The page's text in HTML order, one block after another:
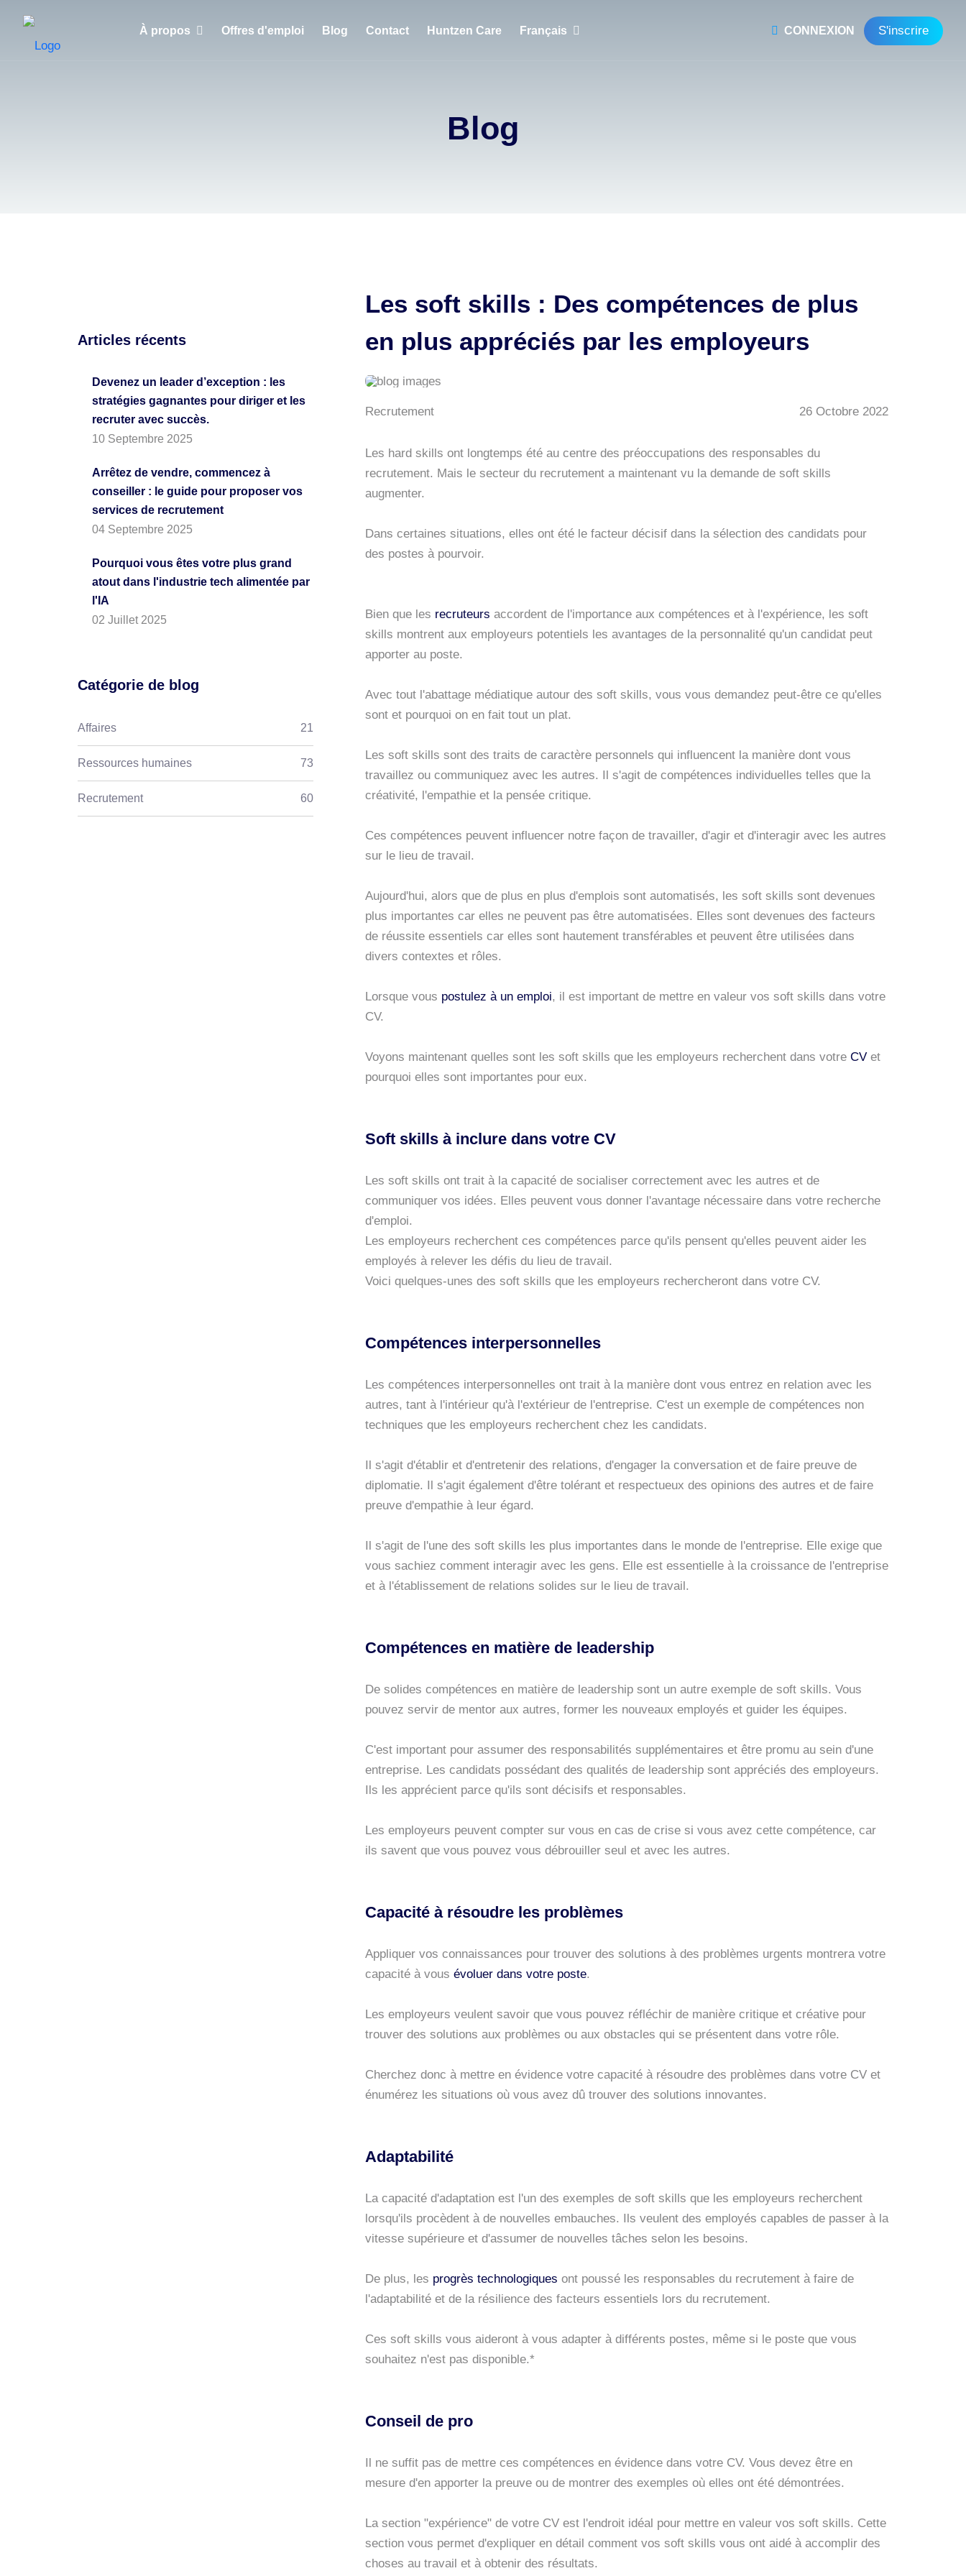
À propos Offres d'emploi Blog Contact Huntzen Care Français CONNEXION S'inscrire
Blog
Articles récents
Devenez un leader d’exception : les
stratégies gagnantes pour diriger et les
recruter avec succès.
10 Septembre 2025
Arrêtez de vendre, commencez à
conseiller : le guide pour proposer vos
services de recrutement
04 Septembre 2025
Pourquoi vous êtes votre plus grand
atout dans l'industrie tech alimentée par
l'IA
02 Juillet 2025
Catégorie de blog
Affaires 21
Ressources humaines 73
Recrutement 60
Les soft skills : Des compétences de plus
en plus appréciés par les employeurs
Recrutement 26 Octobre 2022
Les hard skills ont longtemps été au centre des préoccupations des responsables du
recrutement. Mais le secteur du recrutement a maintenant vu la demande de soft skills
augmenter.
Dans certaines situations, elles ont été le facteur décisif dans la sélection des candidats pour
des postes à pourvoir.
Bien que les recruteurs accordent de l'importance aux compétences et à l'expérience, les soft
skills montrent aux employeurs potentiels les avantages de la personnalité qu'un candidat peut
apporter au poste.
Avec tout l'abattage médiatique autour des soft skills, vous vous demandez peut-être ce qu'elles
sont et pourquoi on en fait tout un plat.
Les soft skills sont des traits de caractère personnels qui influencent la manière dont vous
travaillez ou communiquez avec les autres. Il s'agit de compétences individuelles telles que la
créativité, l'empathie et la pensée critique.
Ces compétences peuvent influencer notre façon de travailler, d'agir et d'interagir avec les autres
sur le lieu de travail.
Aujourd'hui, alors que de plus en plus d'emplois sont automatisés, les soft skills sont devenues
plus importantes car elles ne peuvent pas être automatisées. Elles sont devenues des facteurs
de réussite essentiels car elles sont hautement transférables et peuvent être utilisées dans
divers contextes et rôles.
Lorsque vous postulez à un emploi, il est important de mettre en valeur vos soft skills dans votre
CV.
Voyons maintenant quelles sont les soft skills que les employeurs recherchent dans votre CV et
pourquoi elles sont importantes pour eux.
Soft skills à inclure dans votre CV
Les soft skills ont trait à la capacité de socialiser correctement avec les autres et de
communiquer vos idées. Elles peuvent vous donner l'avantage nécessaire dans votre recherche
d'emploi.
Les employeurs recherchent ces compétences parce qu'ils pensent qu'elles peuvent aider les
employés à relever les défis du lieu de travail.
Voici quelques-unes des soft skills que les employeurs rechercheront dans votre CV.
Compétences interpersonnelles
Les compétences interpersonnelles ont trait à la manière dont vous entrez en relation avec les
autres, tant à l'intérieur qu'à l'extérieur de l'entreprise. C'est un exemple de compétences non
techniques que les employeurs recherchent chez les candidats.
Il s'agit d'établir et d'entretenir des relations, d'engager la conversation et de faire preuve de
diplomatie. Il s'agit également d'être tolérant et respectueux des opinions des autres et de faire
preuve d'empathie à leur égard.
Il s'agit de l'une des soft skills les plus importantes dans le monde de l'entreprise. Elle exige que
vous sachiez comment interagir avec les gens. Elle est essentielle à la croissance de l'entreprise
et à l'établissement de relations solides sur le lieu de travail.
Compétences en matière de leadership
De solides compétences en matière de leadership sont un autre exemple de soft skills. Vous
pouvez servir de mentor aux autres, former les nouveaux employés et guider les équipes.
C'est important pour assumer des responsabilités supplémentaires et être promu au sein d'une
entreprise. Les candidats possédant des qualités de leadership sont appréciés des employeurs.
Ils les apprécient parce qu'ils sont décisifs et responsables.
Les employeurs peuvent compter sur vous en cas de crise si vous avez cette compétence, car
ils savent que vous pouvez vous débrouiller seul et avec les autres.
Capacité à résoudre les problèmes
Appliquer vos connaissances pour trouver des solutions à des problèmes urgents montrera votre
capacité à vous évoluer dans votre poste.
Les employeurs veulent savoir que vous pouvez réfléchir de manière critique et créative pour
trouver des solutions aux problèmes ou aux obstacles qui se présentent dans votre rôle.
Cherchez donc à mettre en évidence votre capacité à résoudre des problèmes dans votre CV et
énumérez les situations où vous avez dû trouver des solutions innovantes.
Adaptabilité
La capacité d'adaptation est l'un des exemples de soft skills que les employeurs recherchent
lorsqu'ils procèdent à de nouvelles embauches. Ils veulent des employés capables de passer à la
vitesse supérieure et d'assumer de nouvelles tâches selon les besoins.
De plus, les progrès technologiques ont poussé les responsables du recrutement à faire de
l'adaptabilité et de la résilience des facteurs essentiels lors du recrutement.
Ces soft skills vous aideront à vous adapter à différents postes, même si le poste que vous
souhaitez n'est pas disponible.*
Conseil de pro
Il ne suffit pas de mettre ces compétences en évidence dans votre CV. Vous devez être en
mesure d'en apporter la preuve ou de montrer des exemples où elles ont été démontrées.
La section "expérience" de votre CV est l'endroit idéal pour mettre en valeur vos soft skills. Cette
section vous permet d'expliquer en détail comment vos soft skills vous ont aidé à accomplir des
choses au travail et à obtenir des résultats.